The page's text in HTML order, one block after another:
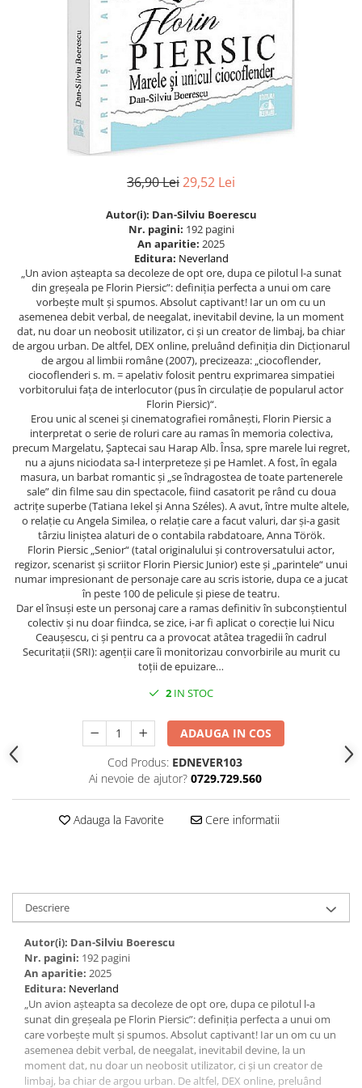
Gastronomie
Manuale scolare/Cursuri
Politică/Geopolitică
Proză
Psihologie
Sociologie
Spiritualitate/Ezoterism
Sport
Stiinte/Educatie
Noutăți
Cărți
Reviste
Reviste
Capital
Evenimentul Istoric
Evenimentul istoric - editii
electronice
36,90 Lei29,52 Lei
Autor(i): Dan-Silviu Boerescu
Nr. pagini: 192 pagini
An aparitie: 2025
Editura: Neverland
„Un avion așteapta sa decoleze de opt ore, dupa ce pilotul l-a sunat
din greșeala pe Florin Piersic”: definiția perfecta a unui om care
vorbește mult și spumos. Absolut captivant! Iar un om cu un
asemenea debit verbal, de neegalat, inevitabil devine, la un moment
dat, nu doar un neobosit utilizator, ci și un creator de limbaj, ba chiar
de argou urban. De altfel, DEX online, preluând definiția din Dicționarul
de argou al limbii române (2007), precizeaza: „ciocoflender,
ciocoflenderi s. m. = apelativ folosit pentru exprimarea simpatiei
vorbitorului fața de interlocutor (pus în circulație de popularul actor
Florin Piersic)“.
Erou unic al scenei și cinematografiei românești, Florin Piersic a
interpretat o serie de roluri care au ramas în memoria colectiva,
precum Margelatu, Șaptecai sau Harap Alb. Însa, spre marele lui regret,
nu a ajuns niciodata sa-l interpreteze și pe Hamlet. A fost, în egala
masura, un barbat romantic și „se îndragostea de toate partenerele
sale” din filme sau din spectacole, fiind casatorit pe rând cu doua
actrițe superbe (Tatiana Iekel și Anna Széles). A avut, între multe altele,
o relație cu Angela Similea, o relație care a facut valuri, dar și-a gasit
târziu liniștea alaturi de o contabila rabdatoare, Anna Török.
Florin Piersic „Senior“ (tatal originalului și controversatului actor,
regizor, scenarist și scriitor Florin Piersic Junior) este și „parintele“ unui
numar impresionant de personaje care au scris istorie, dupa ce a jucat
în peste 100 de pelicule și piese de teatru.
Dar el însuși este un personaj care a ramas definitiv în subconștientul
colectiv și nu doar fiindca, se zice, i-ar fi aplicat o corecție lui Nicu
Ceaușescu, ci și pentru ca a provocat atâtea tragedii în cadrul
Securitații (SRI): agenții care îi monitorizau convorbirile au murit cu
toții de epuizare…
2 IN STOC
ADAUGA IN COS
Cod Produs: EDNEVER103
Ai nevoie de ajutor? 0729.729.560
Adauga la Favorite Cere informatii
Descriere
Autor(i): Dan-Silviu Boerescu
Nr. pagini: 192 pagini
An aparitie: 2025
Editura: Neverland
„Un avion așteapta sa decoleze de opt ore, dupa ce pilotul l-a
sunat din greșeala pe Florin Piersic”: definiția perfecta a unui om
care vorbește mult și spumos. Absolut captivant! Iar un om cu un
asemenea debit verbal, de neegalat, inevitabil devine, la un
moment dat, nu doar un neobosit utilizator, ci și un creator de
limbaj, ba chiar de argou urban. De altfel, DEX online, preluând